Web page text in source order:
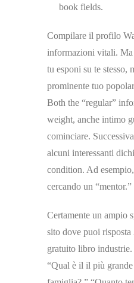
book fields.
Compilare il profilo
informazioni vitali. Ma
tu esponi su te stesso,
prominente tuo
Both the “regular”
weight, anche intimo
cominciare.
alcuni interessanti
condition. Ad
cercando un “mentor.”
Certamente un ampio
sito dove puoi
gratuito libro
“Qual è il il più